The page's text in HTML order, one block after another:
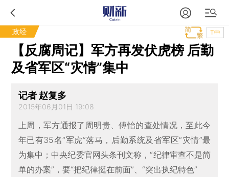
政经 T中
【反腐周记】军方再发伏虎榜 后勤
及省军区“灾情”集中
记者 赵复多
2015年06月01日 19:08
上周，军方通报了周明贵、傅怡的查处情况，至此今
年已有35名“军虎”落马，后勤系统及省军区“灾情”最
为集中；中央纪委官网头条刊文称，“纪律审查不是简
单的办案”，要“把纪律挺在前面”、“突出执纪特色”